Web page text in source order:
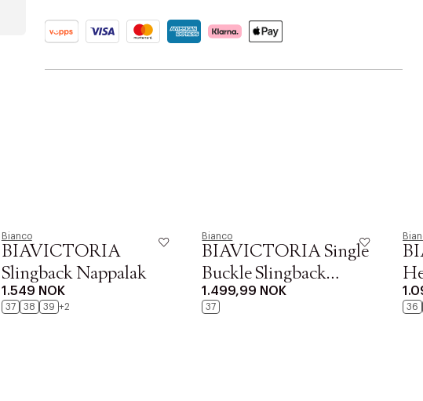
Bianco
BIAVICTORIA
Slingback Nappalak
1.549 NOK
37 38 39 +2
Bianco
BIAVICTORIA Single
Buckle Slingback
Leather
1.499,99 NOK
37 36